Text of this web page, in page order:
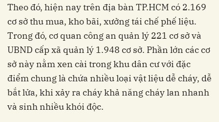
Theo đó, hiện nay trên địa bàn TP.HCM có 2.169
cơ sở thu mua, kho bãi, xưởng tái chế phế liệu.
Trong đó, cơ quan công an quản lý 221 cơ sở và
UBND cấp xã quản lý 1.948 cơ sở. Phần lớn các cơ
sở này nằm xen cài trong khu dân cư với đặc
điểm chung là chứa nhiều loại vật liệu dễ cháy, dễ
bắt lửa, khi xảy ra cháy khả năng cháy lan nhanh
và sinh nhiều khói độc.